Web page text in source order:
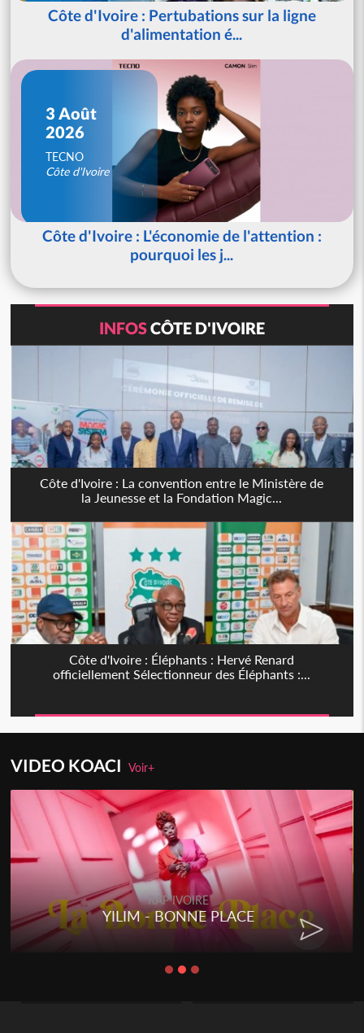
Côte d'Ivoire : Pertubations sur la ligne
d'alimentation é...
3 Août
2026
TECNO
Côte d'Ivoire
Côte d'Ivoire : L'économie de l'attention :
pourquoi les j...
INFOSCÔTE D'IVOIRE
Côte d'Ivoire : La convention entre le Ministère de
la Jeunesse et la Fondation Magic...
Côte d'Ivoire : Éléphants : Hervé Renard
officiellement Sélectionneur des Éléphants :...
VIDEO KOACIVoir+
RAP IVOIRE
YILIM - BONNE PLACE